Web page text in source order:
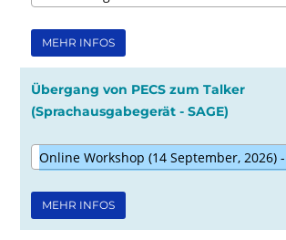
MEHR INFOS
Übergang von PECS zum Talker
(Sprachausgabegerät - SAGE)
Online Workshop (14 September, 2026)
MEHR INFOS